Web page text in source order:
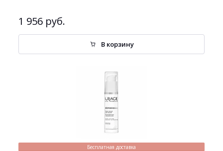
1 956 руб.
В корзину
Бесплатная доставка